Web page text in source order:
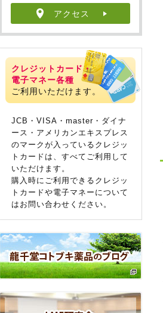
アクセス
クレジットカード・
電子マネー各種
ご利用いただけます。
JCB・VISA・master・ダイナ
ース・アメリカンエキスプレス
のマークが入っているクレジッ
トカードは、すべてご利用して
いただけます。
購入時にご利用できるクレジッ
トカードや電子マネーについて
はお問い合わせください。